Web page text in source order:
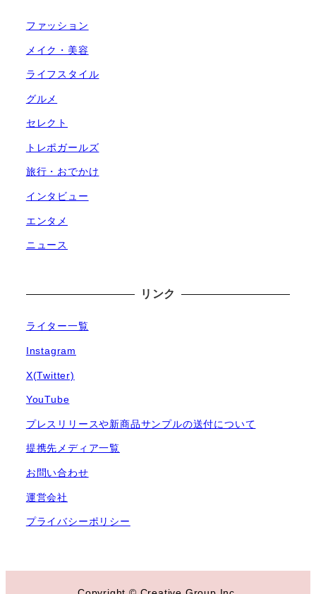
ファッション
メイク・美容
ライフスタイル
グルメ
セレクト
トレポガールズ
旅行・おでかけ
インタビュー
エンタメ
ニュース
リンク
ライター一覧
Instagram
X(Twitter)
YouTube
プレスリリースや新商品サンプルの送付について
提携先メディア一覧
お問い合わせ
運営会社
プライバシーポリシー